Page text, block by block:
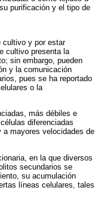
purificación y el tipo de
cultivo y por estar
cultivo presenta la
sin embargo, pueden
y la comunicación
pues se ha reportado
o la
más débiles e
diferenciadas
mayores velocidades de
en la que diversos
secundarios se
su acumulación
líneas celulares, tales